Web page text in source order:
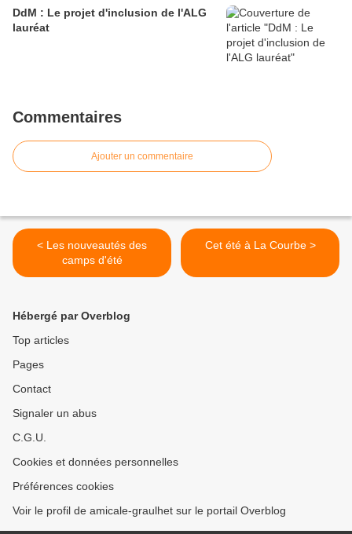
DdM : Le projet d'inclusion de l'ALG
lauréat
Commentaires
Ajouter un commentaire
< Les nouveautés des
camps d'été
Cet été à La Courbe >
Hébergé par Overblog
Top articles
Pages
Contact
Signaler un abus
C.G.U.
Cookies et données personnelles
Préférences cookies
Voir le profil de amicale-graulhet sur le portail Overblog